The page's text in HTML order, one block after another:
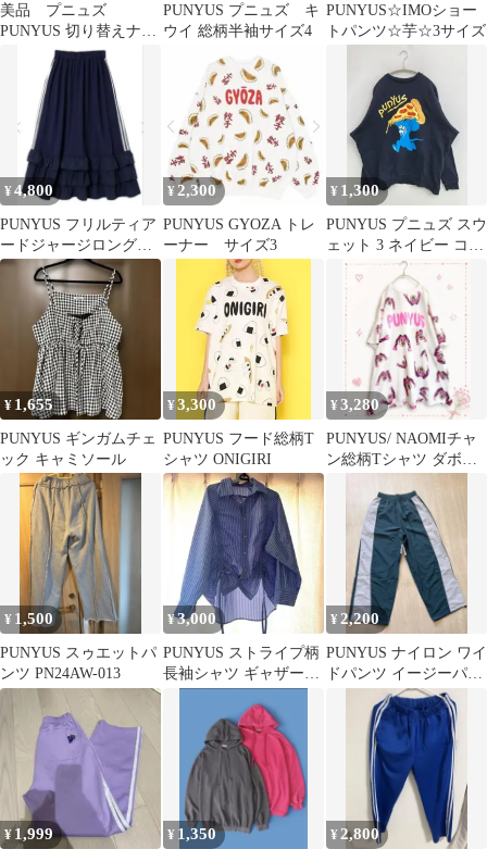
美品 プニュズ
PUNYUS 切り替えナイ
ロンジャケット ジャ
ンパー3
PUNYUS プニュズ キ
ウイ 総柄半袖サイズ4
PUNYUS☆IMOショー
トパンツ☆芋☆3サイズ
¥4,800
PUNYUS フリルティア
ードジャージロングス
カート 3
¥2,300
PUNYUS GYOZA トレ
ーナー サイズ3
¥ 1,300
PUNYUS プニュズ スウ
ェット 3 ネイビー コッ
トン スウェット 前面プ
リント ブランドロゴ 長
袖 レディース
¥ 1,655
PUNYUS ギンガムチェ
ック キャミソール
¥3,300
PUNYUS フード総柄T
シャツ ONIGIRI
¥3,280
PUNYUS/ NAOMIチャ
ン総柄Tシャツ ダボッ
¥ 1,500
PUNYUS スゥエットパ
ンツ PN24AW-013
¥3,000
PUNYUS ストライプ柄
長袖シャツ ギャザーデ
ザイン
¥2,200
PUNYUS ナイロン ワイ
ドパンツ イージーパン
¥ 1,999 ¥ 1,350 ¥ 2,800